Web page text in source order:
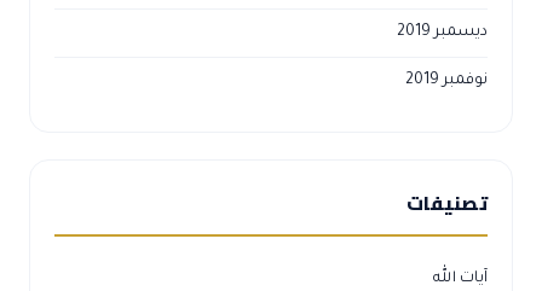
ديسمبر 2019
نوفمبر 2019
تصنيفات
آيات الله